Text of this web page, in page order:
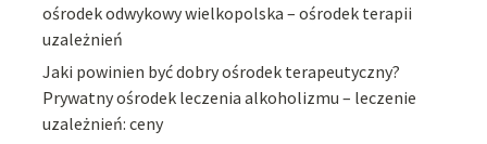
ośrodek odwykowy wielkopolska – ośrodek terapii
uzależnień
Jaki powinien być dobry ośrodek terapeutyczny?
Prywatny ośrodek leczenia alkoholizmu – leczenie
uzależnień: ceny